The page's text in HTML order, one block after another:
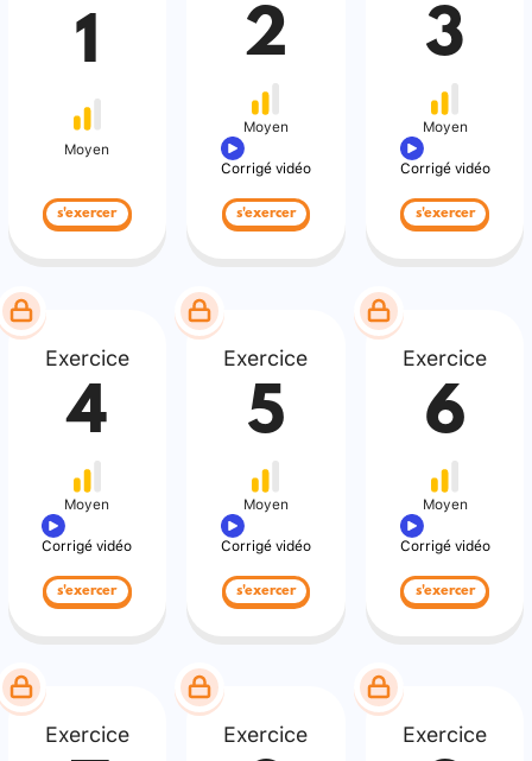
1
Moyen
s'exercer
2
Moyen
Corrigé vidéo
s'exercer
3
Moyen
Corrigé vidéo
s'exercer
Exercice
4
Moyen
Corrigé vidéo
s'exercer
Exercice
5
Moyen
Corrigé vidéo
s'exercer
Exercice
6
Moyen
Corrigé vidéo
s'exercer
Exercice Exercice Exercice